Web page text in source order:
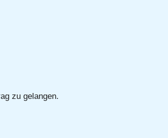
zu gelangen.